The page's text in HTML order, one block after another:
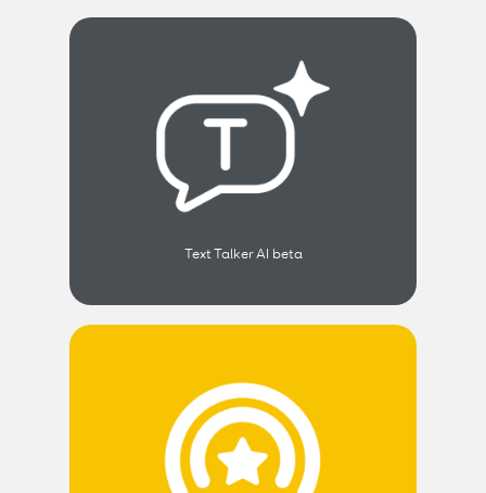
Text Talker AI beta